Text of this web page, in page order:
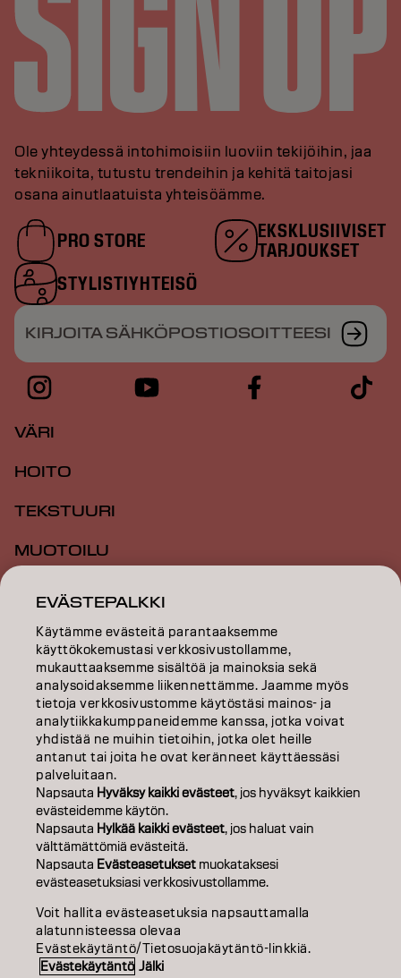
Ole yhteydessä intohimoisiin luoviin tekijöihin, jaa
tekniikoita, tutustu trendeihin ja kehitä taitojasi
osana ainutlaatuista yhteisöämme.
PRO STORE
EKSKLUSIIVISET
TARJOUKSET
STYLISTIYHTEISÖ
KIRJOITA SÄHKÖPOSTIOSOITTEESI
VÄRI
HOITO
TEKSTUURI
MUOTOILU
INSPIRAATIO
KOULUTUS
TIETOA MEISTÄ
SALON FINDER
RYHDY KUMPPANIKSI
OTA YHTEYTTÄ
JulkaisijaTietosuojakäytäntö
Accessibility
FI | Finnish
EVÄSTEPALKKI
Käytämme evästeitä parantaaksemme
käyttökokemustasi verkkosivustollamme,
mukauttaaksemme sisältöä ja mainoksia sekä
analysoidaksemme liikennettämme. Jaamme myös
tietoja verkkosivustomme käytöstäsi mainos- ja
analytiikkakumppaneidemme kanssa, jotka voivat
yhdistää ne muihin tietoihin, jotka olet heille
antanut tai joita he ovat keränneet käyttäessäsi
palveluitaan.
Napsauta Hyväksy kaikki evästeet, jos hyväksyt kaikkien
evästeidemme käytön.
Napsauta Hylkää kaikki evästeet, jos haluat vain
välttämättömiä evästeitä.
Napsauta Evästeasetukset muokataksesi
evästeasetuksiasi verkkosivustollamme.
Voit hallita evästeasetuksia napsauttamalla
alatunnisteessa olevaa
Evästekäytäntö/Tietosuojakäytäntö-linkkiä.
Evästekäytäntö Jälki